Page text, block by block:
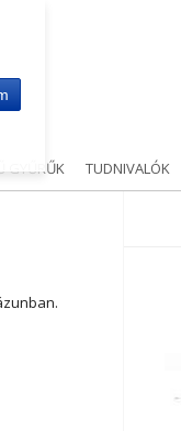
GYŰRŰK TUDNIVALÓK